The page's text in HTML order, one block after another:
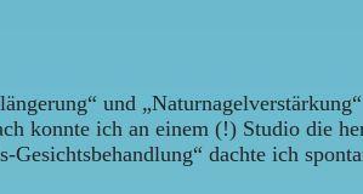
und
konnte ich an einem (!) Studio die
dachte ich